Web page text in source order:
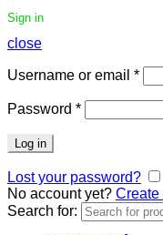
Sign in
close
Username or email *
Password *
Log in
Lost your password?
No account yet? Create
Search for: